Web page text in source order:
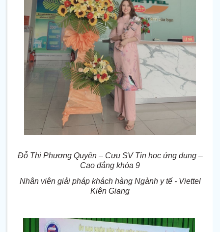
Đỗ Thị Phương Quyên – Cựu SV Tin học ứng dụng –
Cao đẳng khóa 9
Nhân viên giải pháp khách hàng Ngành y tế - Viettel
Kiên Giang